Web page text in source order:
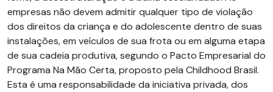
empresas não devem admitir qualquer tipo de violação
dos direitos da criança e do adolescente dentro de suas
instalações, em veículos de sua frota ou em alguma etapa
de sua cadeia produtiva, segundo o Pacto Empresarial do
Programa Na Mão Certa, proposto pela Childhood Brasil.
Esta é uma responsabilidade da iniciativa privada, dos